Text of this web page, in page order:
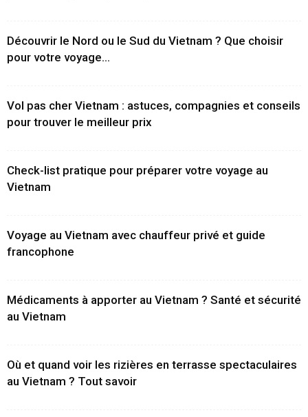
Découvrir le Nord ou le Sud du Vietnam ? Que choisir
pour votre voyage...
Vol pas cher Vietnam : astuces, compagnies et conseils
pour trouver le meilleur prix
Check-list pratique pour préparer votre voyage au
Vietnam
Voyage au Vietnam avec chauffeur privé et guide
francophone
Médicaments à apporter au Vietnam ? Santé et sécurité
au Vietnam
Où et quand voir les rizières en terrasse spectaculaires
au Vietnam ? Tout savoir